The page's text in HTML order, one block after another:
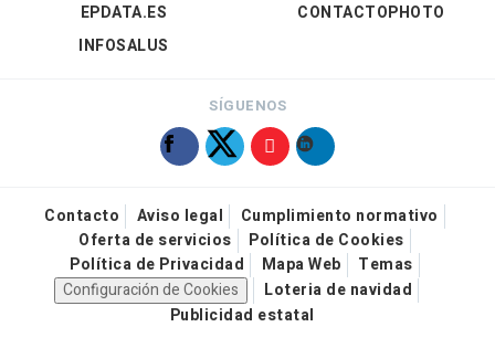
EPDATA.ES
INFOSALUS
CONTACTOPHOTO
SÍGUENOS
Contacto Aviso legal
Cumplimiento normativo
Oferta de servicios
Política de Cookies
Política de Privacidad
Mapa Web
Temas
Configuración de Cookies
Loteria de navidad
Publicidad estatal